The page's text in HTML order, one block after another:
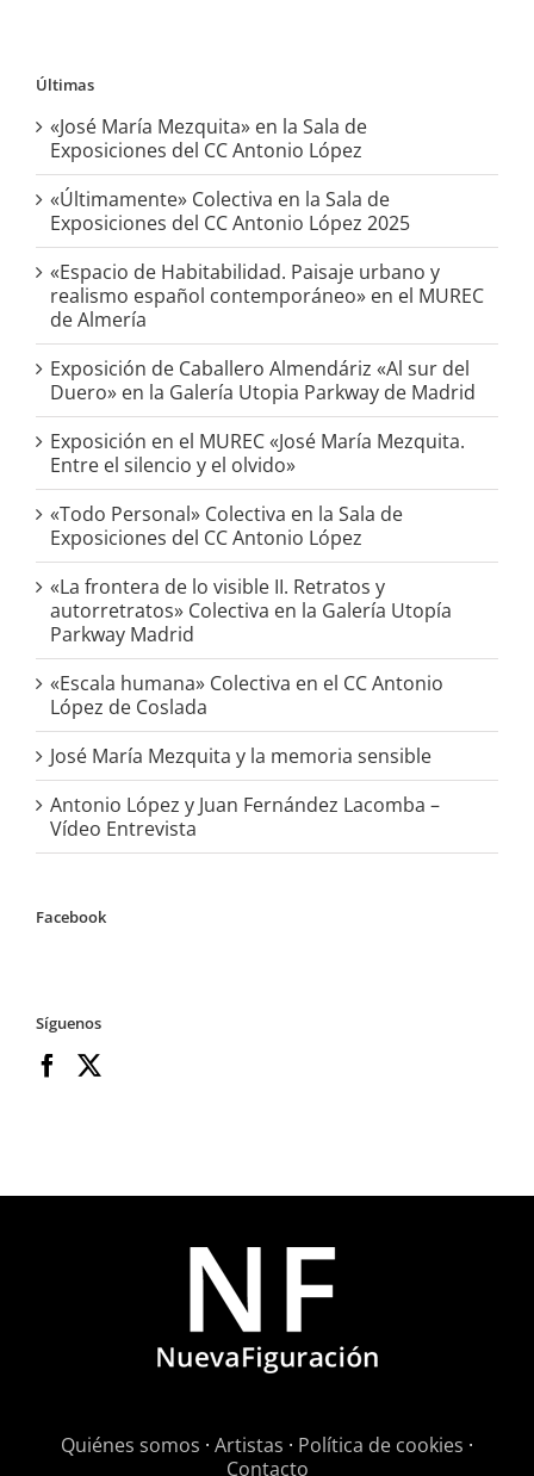
Últimas
«José María Mezquita» en la Sala de
Exposiciones del CC Antonio López
«Últimamente» Colectiva en la Sala de
Exposiciones del CC Antonio López 2025
«Espacio de Habitabilidad. Paisaje urbano y
realismo español contemporáneo» en el MUREC
de Almería
Exposición de Caballero Almendáriz «Al sur del
Duero» en la Galería Utopia Parkway de Madrid
Exposición en el MUREC «José María Mezquita.
Entre el silencio y el olvido»
«Todo Personal» Colectiva en la Sala de
Exposiciones del CC Antonio López
«La frontera de lo visible II. Retratos y
autorretratos» Colectiva en la Galería Utopía
Parkway Madrid
«Escala humana» Colectiva en el CC Antonio
López de Coslada
José María Mezquita y la memoria sensible
Antonio López y Juan Fernández Lacomba –
Vídeo Entrevista
Facebook
Síguenos
Quiénes somos · Artistas · Política de cookies ·
Contacto